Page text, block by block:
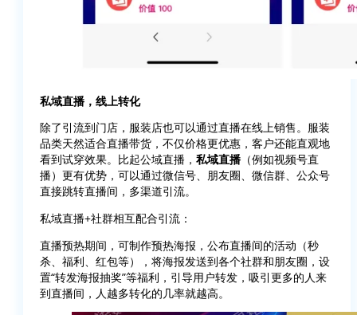
私域直播，线上转化
除了引流到门店，服装店也可以通过直播在线上销售。服装
品类天然适合直播带货，不仅价格更优惠，客户还能直观地
看到试穿效果。比起公域直播， 私域直播 （例如视频号直
播）更有优势，可以通过微信号、朋友圈、微信群、公众号
直接跳转直播间，多渠道引流。
私域直播+社群相互配合引流：
直播预热期间，可制作预热海报，公布直播间的活动（秒
杀、福利、红包等），将海报发送到各个社群和朋友圈，设
置“转发海报抽奖”等福利，引导用户转发，吸引更多的人来
到直播间，人越多转化的几率就越高。